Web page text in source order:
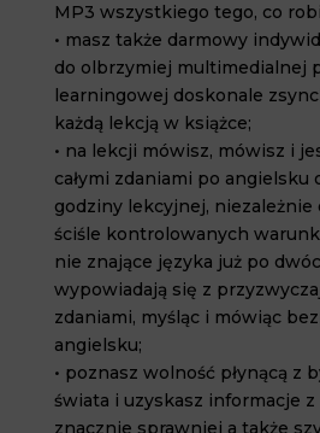
MP3 wszystkiego tego, co
• masz także darmowy
do olbrzymiej multimedialnej
learningowej doskonale
każdą lekcją w książce;
• na lekcji mówisz, mówisz i
całymi zdaniami po angielsku
godziny lekcyjnej, niezależnie
ściśle kontrolowanych
nie znające języka już po
wypowiadają się z
zdaniami, myśląc i mówiąc
angielsku;
• poznasz wolność płynącą z
świata i uzyskasz informacje z
znacznie sprawniej a także